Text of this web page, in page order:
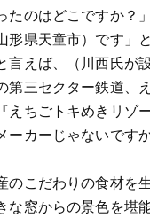
のはどこですか？
形県天童市）です」
言えば、（川西氏が
第三セクター鉄道、
えちごトキめきリゾ
ーカーじゃないです
のこだわりの食材を
窓からの景色を堪